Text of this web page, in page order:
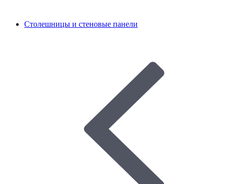
Столешницы и стеновые панели